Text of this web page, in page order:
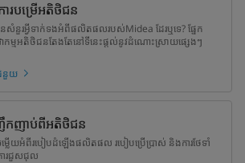
របម្រើអតិថិជន
នសំនួរអ្វីទាក់ទងអំពីផលិតផលរបស់Midea ដែរឬទេ? ផ្នែក
ាកម្មអតិថិជនតែងតែនៅទីនេះផ្តល់នូវដំណោះស្រាយផ្សេងៗ
នួយ
ញាប់ពីអតិថិជន
ម្លើយអំពីរបៀបដំឡើងផលិតផល របៀបប្រើប្រាស់ និងការថែទាំ
ារជួសជុល